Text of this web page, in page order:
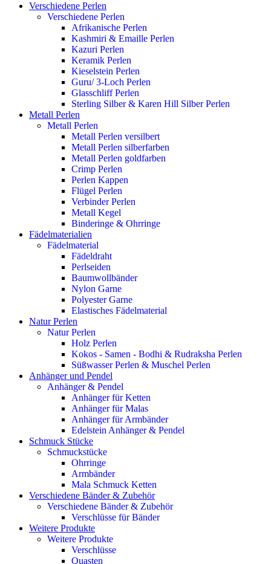
Verschiedene Perlen
Verschiedene Perlen
Afrikanische Perlen
Kashmiri & Emaille Perlen
Kazuri Perlen
Keramik Perlen
Kieselstein Perlen
Guru/ 3-Loch Perlen
Glasschliff Perlen
Sterling Silber & Karen Hill Silber Perlen
Metall Perlen
Metall Perlen
Metall Perlen versilbert
Metall Perlen silberfarben
Metall Perlen goldfarben
Crimp Perlen
Perlen Kappen
Flügel Perlen
Verbinder Perlen
Metall Kegel
Binderinge & Ohrringe
Fädelmaterialien
Fädelmaterial
Fädeldraht
Perlseiden
Baumwollbänder
Nylon Garne
Polyester Garne
Elastisches Fädelmaterial
Natur Perlen
Natur Perlen
Holz Perlen
Kokos - Samen - Bodhi & Rudraksha Perlen
Süßwasser Perlen & Muschel Perlen
Anhänger und Pendel
Anhänger & Pendel
Anhänger für Ketten
Anhänger für Malas
Anhänger für Armbänder
Edelstein Anhänger & Pendel
Schmuck Stücke
Schmuckstücke
Ohrringe
Armbänder
Mala Schmuck Ketten
Verschiedene Bänder & Zubehör
Verschiedene Bänder & Zubehör
Verschlüsse für Bänder
Weitere Produkte
Weitere Produkte
Verschlüsse
Quasten